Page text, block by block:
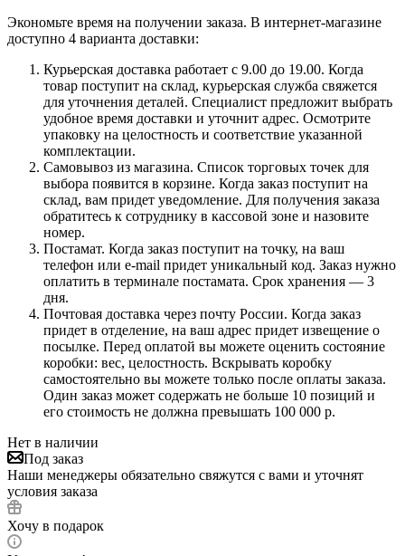
Экономьте время на получении заказа. В интернет-магазине
доступно 4 варианта доставки:
Курьерская доставка работает с 9.00 до 19.00. Когда
товар поступит на склад, курьерская служба свяжется
для уточнения деталей. Специалист предложит выбрать
удобное время доставки и уточнит адрес. Осмотрите
упаковку на целостность и соответствие указанной
комплектации.
Самовывоз из магазина. Список торговых точек для
выбора появится в корзине. Когда заказ поступит на
склад, вам придет уведомление. Для получения заказа
обратитесь к сотруднику в кассовой зоне и назовите
номер.
Постамат. Когда заказ поступит на точку, на ваш
телефон или e-mail придет уникальный код. Заказ нужно
оплатить в терминале постамата. Срок хранения — 3
дня.
Почтовая доставка через почту России. Когда заказ
придет в отделение, на ваш адрес придет извещение о
посылке. Перед оплатой вы можете оценить состояние
коробки: вес, целостность. Вскрывать коробку
самостоятельно вы можете только после оплаты заказа.
Один заказ может содержать не больше 10 позиций и
его стоимость не должна превышать 100 000 р.
Нет в наличии
Под заказ
Наши менеджеры обязательно свяжутся с вами и уточнят
условия заказа
Хочу в подарок